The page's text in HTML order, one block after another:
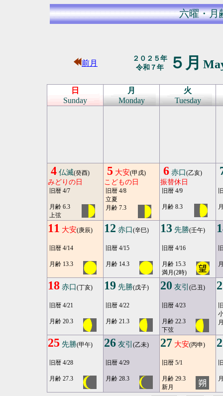
六曜・月
前月
２０２５年
令和７年
５月
日
Sunday
月
Monday
火
Tuesday
4 仏滅(癸酉)
みどりの日
旧暦 4/7
月齢 6.3
上弦
5 大安(甲戌)
こどもの日
旧暦 4/8
立夏
月齢 7.3
6 赤口(乙亥)
振替休日
旧暦 4/9
月齢 8.3
11 大安(庚辰)
旧暦 4/14
月齢 13.3
12 赤口(辛巳)
旧暦 4/15
月齢 14.3
13 先勝(壬午)
旧暦 4/16
月齢 15.3
満月(2時)
18 赤口(丁亥)
旧暦 4/21
月齢 20.3
19 先勝(戊子)
旧暦 4/22
月齢 21.3
20 友引 (己丑)
旧暦 4/23
月齢 22.3
下弦
25 先勝(甲午)
旧暦 4/28
月齢 27.3
26 友引 (乙未)
旧暦 4/29
月齢 28.3
27 大安(丙申)
旧暦 5/1
月齢 29.3
新月